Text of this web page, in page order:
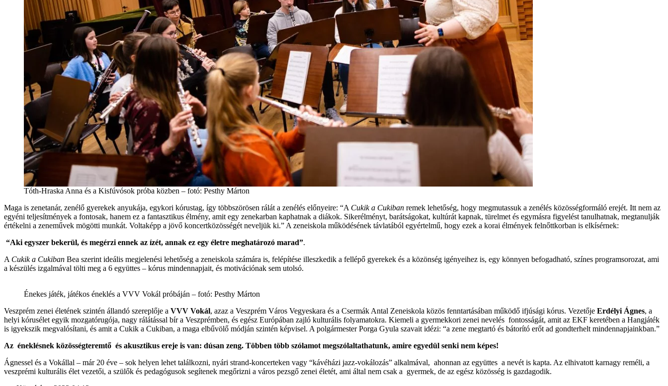
Tóth-Hraska Anna és a Kisfúvósok próba közben – fotó: Pesthy Márton
Maga is zenetanár, zenélő gyerekek anyukája, egykori kórustag, így többszörösen rálát a zenélés előnyeire: “A Cukik a Cukiban remek lehetőség, hogy megmutassuk a zenélés közösségformáló erejét. Itt nem az
egyéni teljesítmények a fontosak, hanem ez a fantasztikus élmény, amit egy zenekarban kaphatnak a diákok. Sikerélményt, barátságokat, kultúrát kapnak, türelmet és egymásra figyelést tanulhatnak, megtanulják
értékelni a zeneművek mögötti munkát. Voltaképp a jövő koncertközösségét neveljük ki.” A zeneiskola működésének távlatából egyértelmű, hogy ezek a korai élmények felnőttkorban is elkísérnek:
“Aki egyszer bekerül, és megérzi ennek az ízét, annak ez egy életre meghatározó marad”.
A Cukik a Cukiban Bea szerint ideális megjelenési lehetőség a zeneiskola számára is, felépítése illeszkedik a fellépő gyerekek és a közönség igényeihez is, egy könnyen befogadható, színes programsorozat, ami
a készülés izgalmával tölti meg a 6 együttes – kórus mindennapjait, és motivációnak sem utolsó.
Énekes játék, játékos éneklés a VVV Vokál próbáján – fotó: Pesthy Márton
Veszprém zenei életének szintén állandó szereplője a VVV Vokál, azaz a Veszprém Város Vegyeskara és a Csermák Antal Zeneiskola közös fenntartásában működő ifjúsági kórus. Vezetője Erdélyi Ágnes, a
helyi kórusélet egyik mozgatórugója, nagy rálátással bír a Veszprémben, és egész Európában zajló kulturális folyamatokra. Kiemeli a gyermekkori zenei nevelés fontosságát, amit az EKF keretében a Hangjáték
is igyekszik megvalósítani, és amit a Cukik a Cukiban, a maga elbűvölő módján szintén képvisel. A polgármester Porga Gyula szavait idézi: “a zene megtartó és bátorító erőt ad gondterhelt mindennapjainkban.”
Az éneklésnek közösségteremtő és akusztikus ereje is van: dúsan zeng. Többen több szólamot megszólaltathatunk, amire egyedül senki nem képes!
Ágnessel és a Vokállal – már 20 éve – sok helyen lehet találkozni, nyári strand-koncerteken vagy “kávéházi jazz-vokálozás” alkalmával, ahonnan az együttes a nevét is kapta. Az elhivatott karnagy reméli, a
veszprémi kulturális élet vezetői, a szülők és pedagógusok segítenek megőrizni a város pezsgő zenei életét, ami által nem csak a gyermek, de az egész közösség is gazdagodik.